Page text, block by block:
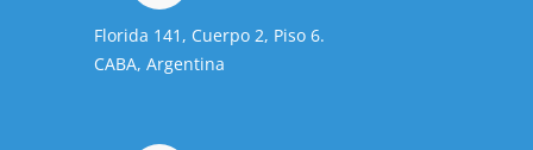
Florida 141, Cuerpo 2, Piso 6.
CABA, Argentina